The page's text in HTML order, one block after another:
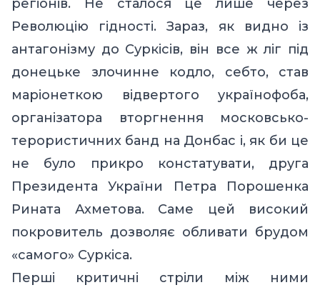
регіонів. Не сталося це лише через
Революцію гідності. Зараз, як видно із
антагонізму до Суркісів, він все ж ліг під
донецьке злочинне кодло, себто, став
маріонеткою відвертого українофоба,
організатора вторгнення московсько-
терористичних банд на Донбас і, як би це
не було прикро констатувати, друга
Президента України Петра Порошенка
Рината Ахметова. Саме цей високий
покровитель дозволяє обливати брудом
«самого» Суркіса.
Перші критичні стріли між ними